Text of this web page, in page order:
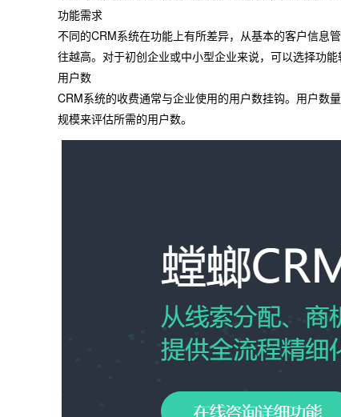
功能需求
不同的CRM系统在功能上有所差异，从基本的客户信息
往越高。对于初创企业或中小型企业来说，可以选择功
用户数
CRM系统的收费通常与企业使用的用户数挂钩。用户数
规模来评估所需的用户数。